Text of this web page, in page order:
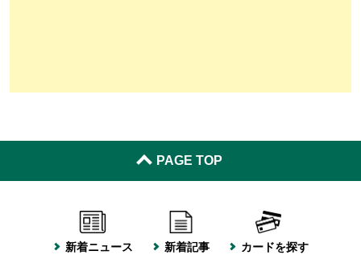
PAGE TOP
新着ニュース 新着記事 カードを探す